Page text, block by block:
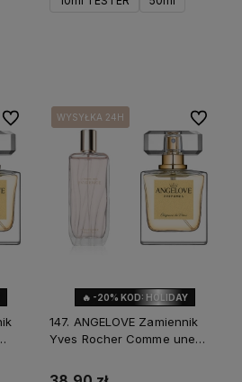
Do ulubionych
🔥 -20% KOD: HOLIDAY
WYSYŁKA 24H
WYSYŁKA 24H
147. ANGELOVE Zamiennik
Yves Rocher Comme une
Do